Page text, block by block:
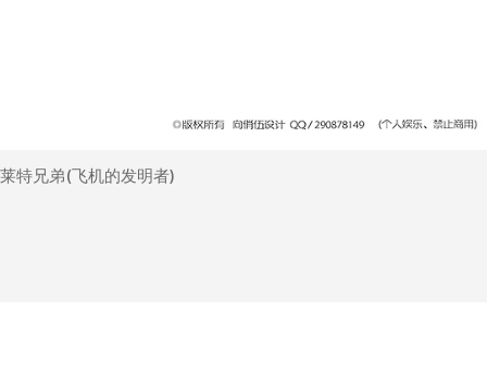
莱特兄弟(飞机的发明者)